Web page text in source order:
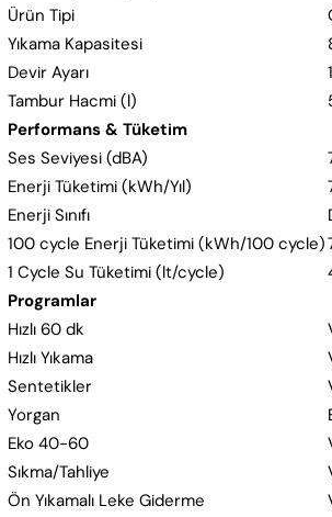
Ürün Tipi
Yıkama Kapasitesi
Devir Ayarı
Tambur Hacmi (l)
Performans & Tüketim
Ses Seviyesi (dBA)
Enerji Tüketimi (kWh/Yıl)
Enerji Sınıfı
100 cycle Enerji Tüketimi (kWh/100 cycle)
1 Cycle Su Tüketimi (lt/cycle)
Programlar
Hızlı 60 dk
Hızlı Yıkama
Sentetikler
Yorgan
Eko 40-60
Sıkma/Tahliye
Ön Yıkamalı Leke Giderme